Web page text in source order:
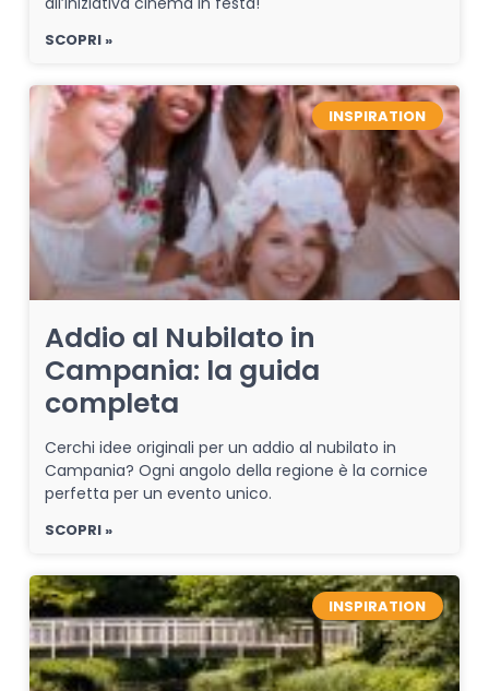
SCOPRI »
INSPIRATION
Addio al Nubilato in
Campania: la guida
completa
Cerchi idee originali per un addio al nubilato in
Campania? Ogni angolo della regione è la cornice
perfetta per un evento unico.
SCOPRI »
INSPIRATION